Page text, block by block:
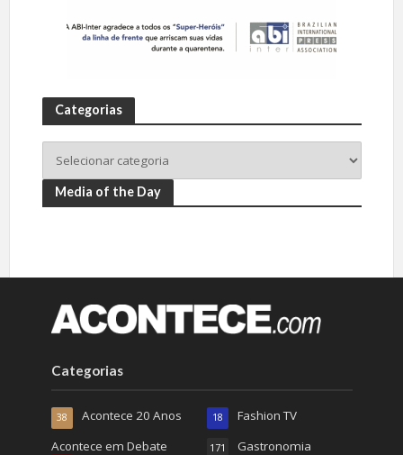
Categorias
Media of the Day
Categorias
Acontece 20 Anos
38
Acontece em Debate
Fashion TV
18
Gastronomia
171